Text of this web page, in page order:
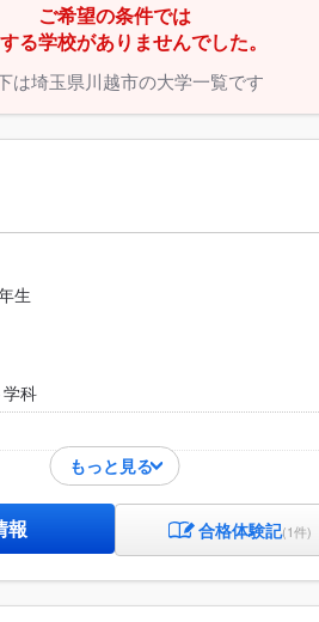
ご希望の条件では
る学校がありませんでした。
は埼玉県川越市の大学一覧です
生
科
もっと見る
報 合格体験記(1件)